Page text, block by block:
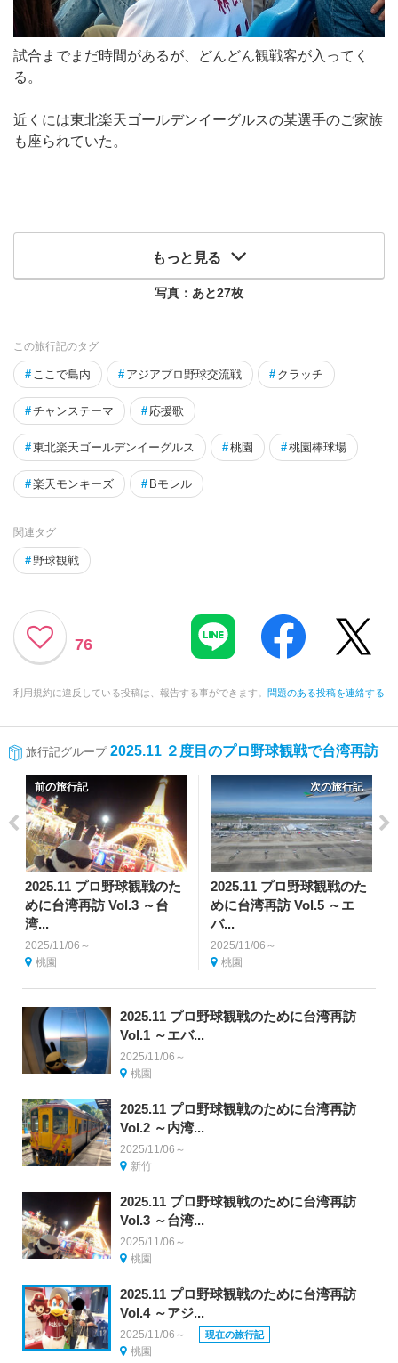
試合までまだ時間があるが、どんどん観戦客が入ってく
る。
近くには東北楽天ゴールデンイーグルスの某選手のご家族
も座られていた。
もっと見る
写真：あと27枚
この旅行記のタグ
# ここで島内 # アジアプロ野球交流戦 # クラッチ
#チャンステーマ # 応援歌
#東北楽天ゴールデンイーグルス #桃園 #桃園棒球場
#楽天モンキーズ # Bモレル
関連タグ
# 野球観戦
76
利用規約に違反している投稿は、報告する事ができます。 問題のある投稿を連絡する
旅行記グループ 2025.11 ２度目のプロ野球観戦で台湾再訪
前の旅行記
2025.11 プロ野球観戦のた
めに台湾再訪 Vol.3 ～台
湾...
2025/11/06～
桃園
次の旅行記
2025.11 プロ野球観戦のた
めに台湾再訪 Vol.5 ～エ
バ...
2025/11/06～
桃園
2025.11 プロ野球観戦のために台湾再訪
Vol.1 ～エバ...
2025/11/06～
桃園
2025.11 プロ野球観戦のために台湾再訪
Vol.2 ～内湾...
2025/11/06～
新竹
2025.11 プロ野球観戦のために台湾再訪
Vol.3 ～台湾...
2025/11/06～
桃園
2025.11 プロ野球観戦のために台湾再訪
Vol.4 ～アジ...
2025/11/06～ 現在の旅行記
桃園